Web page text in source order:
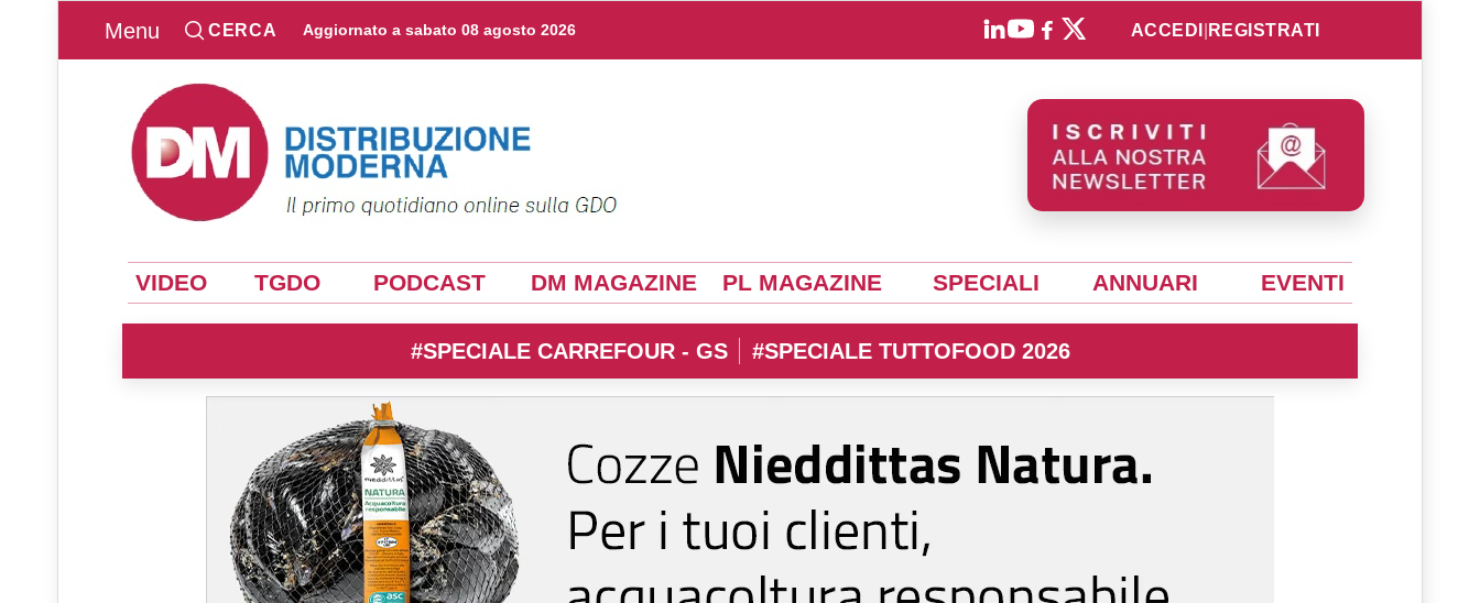
Menu CERCA Aggiornato a sabato 08 agosto 2026 ACCEDI REGISTRATI
VIDEO TGDO PODCAST DM MAGAZINE PL MAGAZINE SPECIALI ANNUARI EVENTI
#SPECIALE CARREFOUR - GS #SPECIALE TUTTOFOOD 2026